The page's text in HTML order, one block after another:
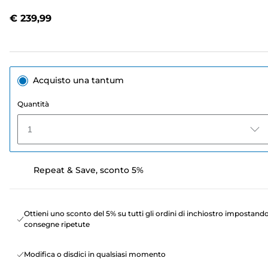
€ 239,99
Acquisto una tantum
Quantità
1
Repeat & Save, sconto 5%
Ottieni uno sconto del 5% su tutti gli ordini di inchiostro
consegne ripetute
Modifica o disdici in qualsiasi momento